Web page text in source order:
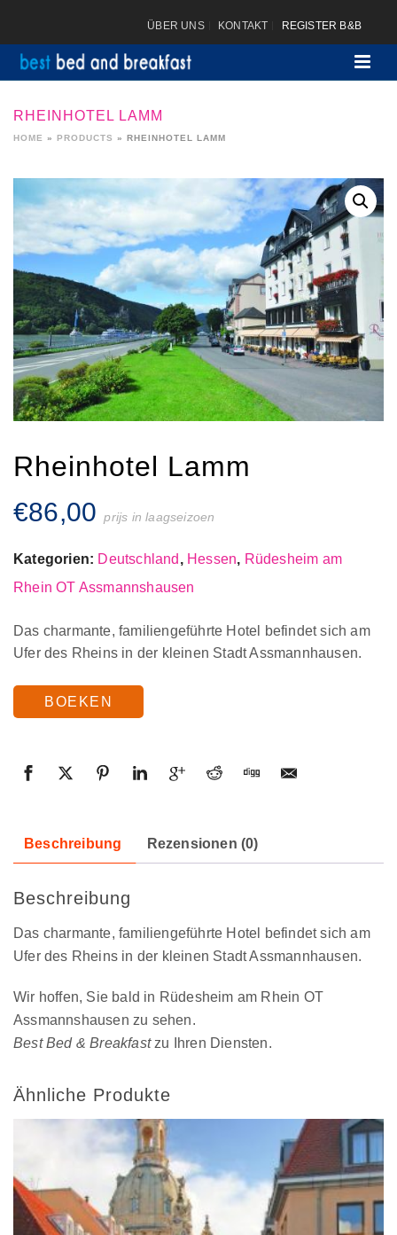
ÜBER UNS KONTAKT REGISTER B&B
RHEINHOTEL LAMM
HOME » PRODUCTS » RHEINHOTEL LAMM
Rheinhotel Lamm
€86,00 prijs in laagseizoen
Kategorien: Deutschland , Hessen, Rüdesheim am
Rhein OT Assmannshausen
Das charmante, familiengeführte Hotel befindet sich am
Ufer des Rheins in der kleinen Stadt Assmannhausen.
BOEKEN
Beschreibung Rezensionen (0)
Beschreibung
Das charmante, familiengeführte Hotel befindet sich am
Ufer des Rheins in der kleinen Stadt Assmannhausen.
Wir hoffen, Sie bald in Rüdesheim am Rhein OT
Assmannshausen zu sehen.
Best Bed & Breakfastzu Ihren Diensten.
Ähnliche Produkte